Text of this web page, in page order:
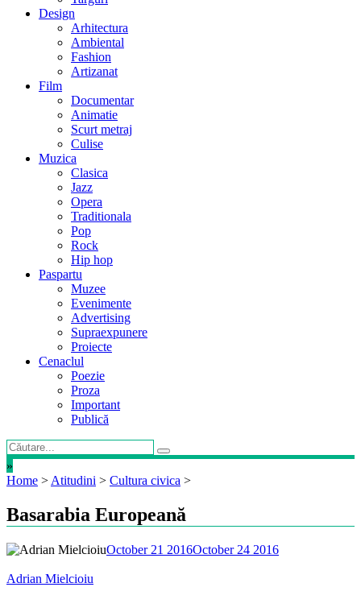
Design
Arhitectura
Ambiental
Fashion
Artizanat
Film
Documentar
Animatie
Scurt metraj
Culise
Muzica
Clasica
Jazz
Opera
Traditionala
Pop
Rock
Hip hop
Paspartu
Muzee
Evenimente
Advertising
Supraexpunere
Proiecte
Cenaclul
Poezie
Proza
Important
Publică
»
Home > Atitudini > Cultura civica >
Basarabia Europeană
October 21 2016October 24 2016
Adrian Mielcioiu